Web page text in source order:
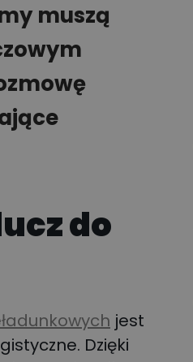
muszą
do
jest
Dzięki